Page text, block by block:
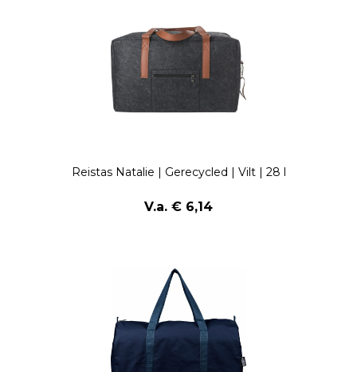
Reistas Natalie | Gerecycled | Vilt | 28 l
V.a. € 6,14